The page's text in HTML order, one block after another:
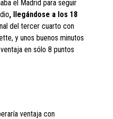
el Madrid para seguir
, llegándose a los 18
del tercer cuarto con
y unos buenos minutos
en sólo 8 puntos
ventaja con